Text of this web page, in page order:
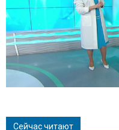
Сейчас читают